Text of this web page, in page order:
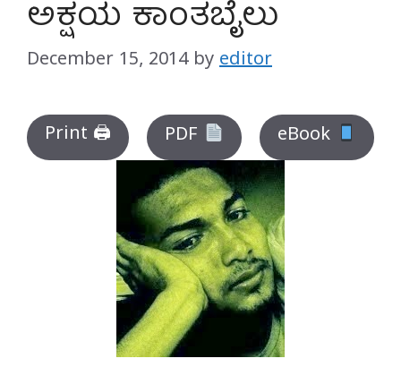
ಅಕ್ಷಯ ಕಾಂತಬೈಲು
December 15, 2014 by editor
Print 🖨 PDF eBook